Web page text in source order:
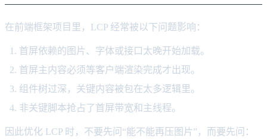
在前端框架项目里，LCP 经常被以下问题影响：
首屏依赖的图片、字体或接口太晚开始加载。
首屏主内容必须等客户端渲染完成才出现。
组件树过深，关键内容被包在太多逻辑里。
非关键脚本抢占了首屏带宽和主线程。
因此优化 LCP 时，不要先问“能不能再压图片”，而要先问：